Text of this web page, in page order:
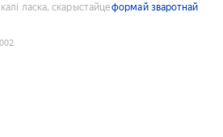
ласка, скарыстайцеформай зваротнай